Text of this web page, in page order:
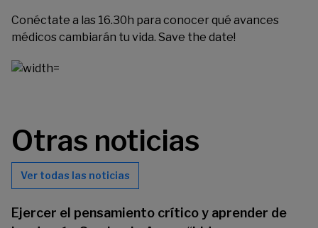
Conéctate a las 16.30h para conocer qué avances
médicos cambiarán tu vida. Save the date!
Otras noticias
Ver todas las noticias
Ejercer el pensamiento crítico y aprender de